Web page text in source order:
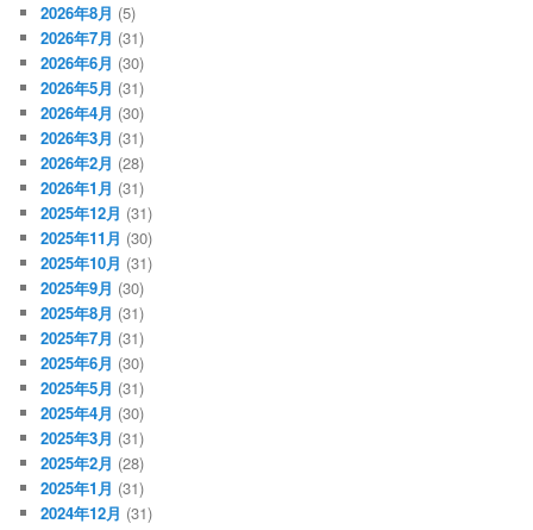
2026年8月 (5)
2026年7月 (31)
2026年6月 (30)
2026年5月 (31)
2026年4月 (30)
2026年3月 (31)
2026年2月 (28)
2026年1月 (31)
2025年12月 (31)
2025年11月 (30)
2025年10月 (31)
2025年9月 (30)
2025年8月 (31)
2025年7月 (31)
2025年6月 (30)
2025年5月 (31)
2025年4月 (30)
2025年3月 (31)
2025年2月 (28)
2025年1月 (31)
2024年12月 (31)